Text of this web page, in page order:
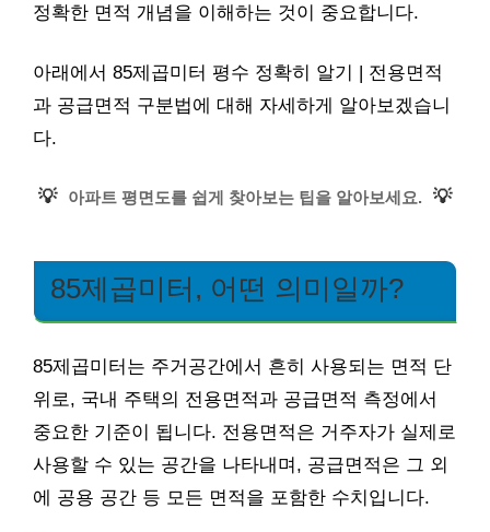
정확한 면적 개념을 이해하는 것이 중요합니다.
아래에서 85제곱미터 평수 정확히 알기 | 전용면적
과 공급면적 구분법에 대해 자세하게 알아보겠습니
다.
💡 아파트 평면도를 쉽게 찾아보는 팁을 알아보세요. 💡
85제곱미터, 어떤 의미일까?
85제곱미터는 주거공간에서 흔히 사용되는 면적 단
위로, 국내 주택의 전용면적과 공급면적 측정에서
중요한 기준이 됩니다. 전용면적은 거주자가 실제로
사용할 수 있는 공간을 나타내며, 공급면적은 그 외
에 공용 공간 등 모든 면적을 포함한 수치입니다.